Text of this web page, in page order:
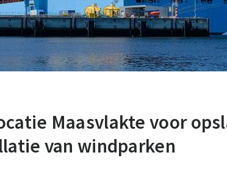
Maasvlakte voor
van windparken